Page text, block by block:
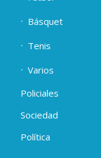
Básquet
Tenis
Varios
Policiales
Sociedad
Política